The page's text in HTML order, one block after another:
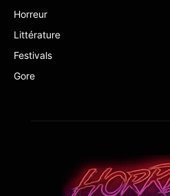
Horreur
Littérature
Festivals
Gore